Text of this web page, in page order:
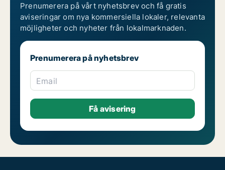
Prenumerera på vårt nyhetsbrev och få gratis
aviseringar om nya kommersiella lokaler, relevanta
möjligheter och nyheter från lokalmarknaden.
Prenumerera på nyhetsbrev
Email